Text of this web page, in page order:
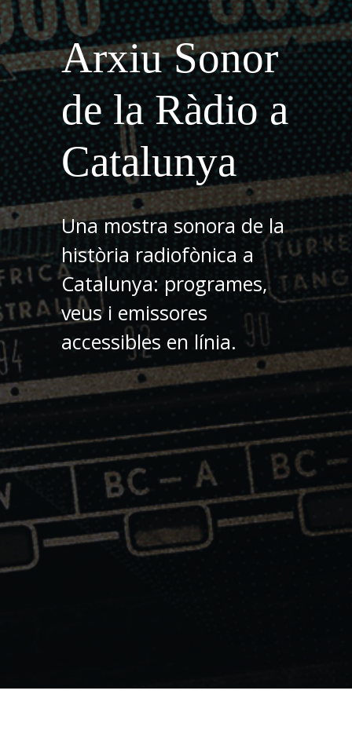
Arxiu Sonor
de la Ràdio a
Catalunya
Una mostra sonora de la
història radiofònica a
Catalunya: programes,
veus i emissores
accessibles en línia.